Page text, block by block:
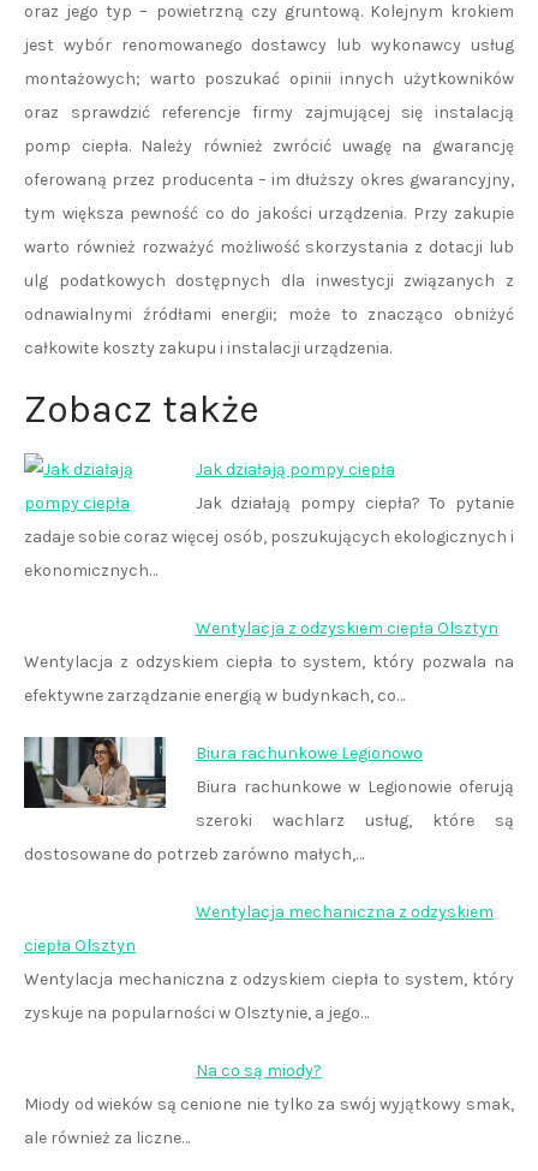
oraz jego typ – powietrzną czy gruntową. Kolejnym krokiem
jest wybór renomowanego dostawcy lub wykonawcy usług
montażowych; warto poszukać opinii innych użytkowników
oraz sprawdzić referencje firmy zajmującej się instalacją
pomp ciepła. Należy również zwrócić uwagę na gwarancję
oferowaną przez producenta – im dłuższy okres gwarancyjny,
tym większa pewność co do jakości urządzenia. Przy zakupie
warto również rozważyć możliwość skorzystania z dotacji lub
ulg podatkowych dostępnych dla inwestycji związanych z
odnawialnymi źródłami energii; może to znacząco obniżyć
całkowite koszty zakupu i instalacji urządzenia.
Zobacz także
Jak działają pompy ciepła
Jak działają pompy ciepła? To pytanie
zadaje sobie coraz więcej osób, poszukujących ekologicznych i
ekonomicznych…
Wentylacja z odzyskiem ciepła Olsztyn
Wentylacja z odzyskiem ciepła to system, który pozwala na
efektywne zarządzanie energią w budynkach, co…
Biura rachunkowe Legionowo
Biura rachunkowe w Legionowie oferują
szeroki wachlarz usług, które są
dostosowane do potrzeb zarówno małych,…
Wentylacja mechaniczna z odzyskiem
ciepła Olsztyn
Wentylacja mechaniczna z odzyskiem ciepła to system, który
zyskuje na popularności w Olsztynie, a jego…
Na co są miody?
Miody od wieków są cenione nie tylko za swój wyjątkowy smak,
ale również za liczne…